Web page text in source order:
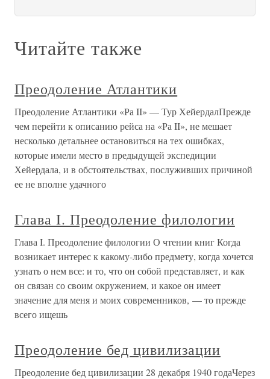
Читайте также
Преодоление Атлантики
Преодоление Атлантики «Ра II» — Тур ХейердалПрежде
чем перейти к описанию рейса на «Ра II», не мешает
несколько детальнее остановиться на тех ошибках,
которые имели место в предыдущей экспедиции
Хейердала, и в обстоятельствах, послуживших причиной
ее не вполне удачного
Глава I. Преодоление филологии
Глава I. Преодоление филологии О чтении книг Когда
возникает интерес к какому-либо предмету, когда хочется
узнать о нем все: и то, что он собой представляет, и как
он связан со своим окружением, и какое он имеет
значение для меня и моих современников, — то прежде
всего ищешь
Преодоление бед цивилизации
Преодоление бед цивилизации 28 декабря 1940 годаЧерез